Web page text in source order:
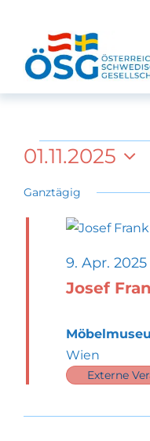
springen
für
Nov.
2025
01.11.2025
wählen.
Ganztägig
Josef
9. Apr. 2025
Wien
Externe